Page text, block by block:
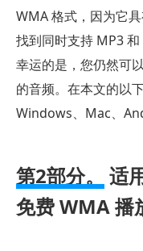
WMA 格式，因为它
找到同时支持 MP3 和
幸运的是，您仍然可
的音频。在本文的以
Windows、Mac、
第2部分。
适
免费 WMA 播